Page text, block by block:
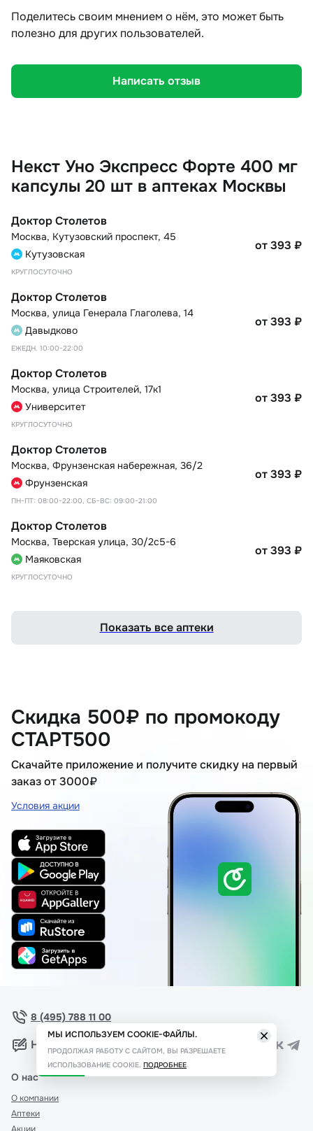
Поделитесь своим мнением о нём, это может быть
полезно для других пользователей.
Написать отзыв
Некст Уно Экспресс Форте 400 мг
капсулы 20 шт в аптеках Москвы
Доктор Столетов
Москва, Кутузовский проспект, 45
Кутузовская
КРУГЛОСУТОЧНО
от 393 ₽
Доктор Столетов
Москва, улица Генерала Глаголева, 14
Давыдково
ЕЖЕДН. 10:00-22:00
от 393 ₽
Доктор Столетов
Москва, улица Строителей, 17к1
Университет
КРУГЛОСУТОЧНО
от 393 ₽
Доктор Столетов
Москва, Фрунзенская набережная, 36/2
Фрунзенская
ПН-ПТ: 08:00-22:00, СБ-ВС: 09:00-21:00
от 393 ₽
Доктор Столетов
Москва, Тверская улица, 30/2с5-6
Маяковская
КРУГЛОСУТОЧНО
от 393 ₽
Показать все аптеки
Скидка 500₽ по промокоду
СТАРТ500
Скачайте приложение и получите скидку на первый
заказ от 3000₽
Условия акции
8 (495) 788 11 00
Написать нам
О нас
О компании
Аптеки
МЫ ИСПОЛЬЗУЕМ COOKIE-ФАЙЛЫ.
ПРОДОЛЖАЯ РАБОТУ С САЙТОМ, ВЫ РАЗРЕШАЕТЕ
ИСПОЛЬЗОВАНИЕ COOKIE. ПОДРОБНЕЕ